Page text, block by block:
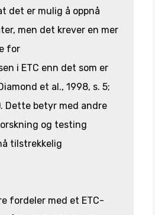
det er mulig å oppnå
men det krever en mer
for
i ETC enn det som er
et al., 1998, s. 5;
Dette betyr med andre
og testing
tilstrekkelig
fordeler med et ETC-